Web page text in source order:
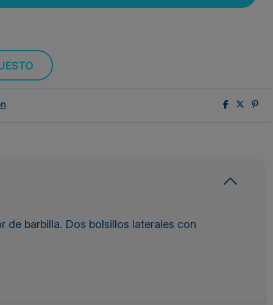
de barbilla. Dos bolsillos laterales con